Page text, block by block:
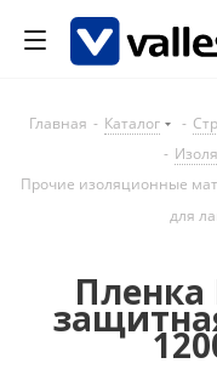
Главная - Каталог -
-
Прочие изоляционные
для
Пленка